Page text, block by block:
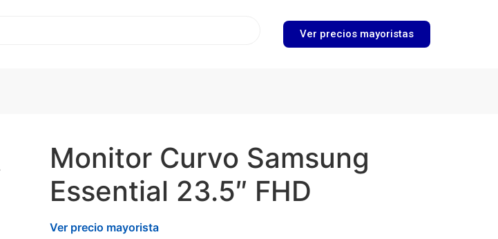
Ver precios mayoristas
Monitor Curvo Samsung
Essential 23.5″ FHD
Ver precio mayorista